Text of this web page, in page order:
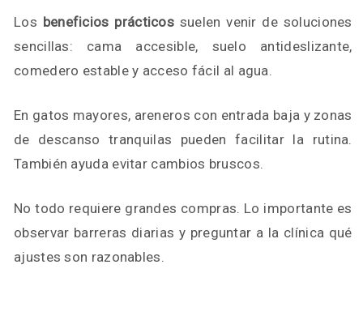
Los beneficios prácticos suelen venir de soluciones
sencillas: cama accesible, suelo antideslizante,
comedero estable y acceso fácil al agua.
En gatos mayores, areneros con entrada baja y zonas
de descanso tranquilas pueden facilitar la rutina.
También ayuda evitar cambios bruscos.
No todo requiere grandes compras. Lo importante es
observar barreras diarias y preguntar a la clínica qué
ajustes son razonables.